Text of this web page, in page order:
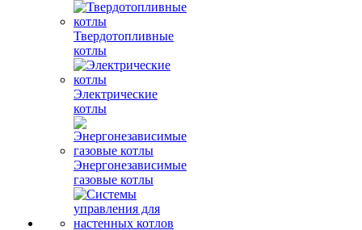
Твердотопливные
котлы
Электрические
котлы
Энергонезависимые
газовые котлы